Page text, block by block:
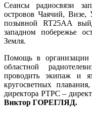
Сеансы радиосвязи
островов Чаячий,
позывной RT25AA
западном побережье
Земля.
Помощь в организации
областной
проводить экипаж и
кругосветных
директора РТРС –
Виктор ГОРЕГЛЯД.